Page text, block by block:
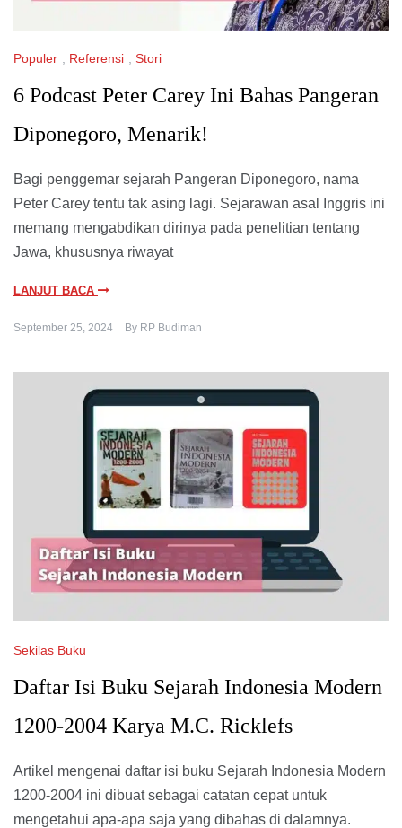
Populer Referensi Stori
6 Podcast Peter Carey Ini Bahas Pangeran
Diponegoro, Menarik!
Bagi penggemar sejarah Pangeran Diponegoro, nama
Peter Carey tentu tak asing lagi. Sejarawan asal Inggris ini
memang mengabdikan dirinya pada penelitian tentang
Jawa, khususnya riwayat
LANJUT BACA
September 25, 2024 By RP Budiman
Sekilas Buku
Daftar Isi Buku Sejarah Indonesia Modern
1200-2004 Karya M.C. Ricklefs
Artikel mengenai daftar isi buku Sejarah Indonesia Modern
1200-2004 ini dibuat sebagai catatan cepat untuk
mengetahui apa-apa saja yang dibahas di dalamnya.